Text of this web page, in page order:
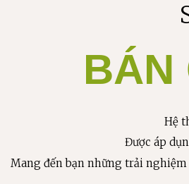
BÁN
Hệ
Được áp
Mang đến bạn những trải